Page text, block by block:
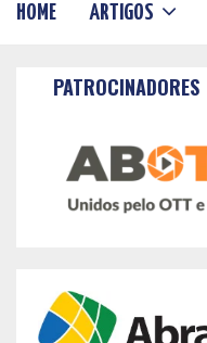
HOME ARTIGOS
PATROCINADORES